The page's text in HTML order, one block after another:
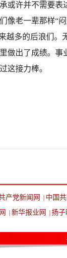
或许并不需要表
像老一辈那样“
越多的后浪们。
做出了成绩。事
这接力棒。
产党新闻网 中国
新华报业网 扬子